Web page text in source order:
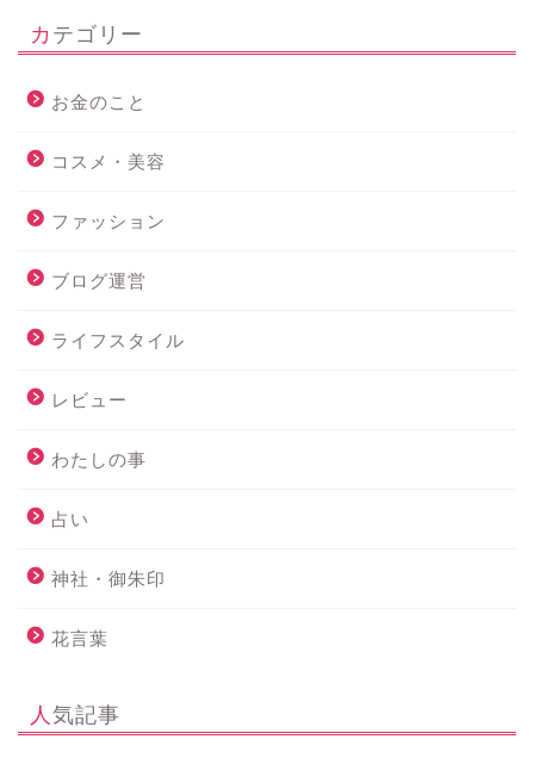
カテゴリー
お金のこと
コスメ・美容
ファッション
ブログ運営
ライフスタイル
レビュー
わたしの事
占い
神社・御朱印
花言葉
人気記事